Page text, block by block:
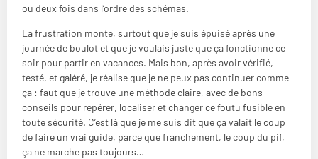
ou deux fois dans l’ordre des schémas.
La frustration monte, surtout que je suis épuisé après une
journée de boulot et que je voulais juste que ça fonctionne ce
soir pour partir en vacances. Mais bon, après avoir vérifié,
testé, et galéré, je réalise que je ne peux pas continuer comme
ça : faut que je trouve une méthode claire, avec de bons
conseils pour repérer, localiser et changer ce foutu fusible en
toute sécurité. C’est là que je me suis dit que ça valait le coup
de faire un vrai guide, parce que franchement, le coup du pif,
ça ne marche pas toujours…